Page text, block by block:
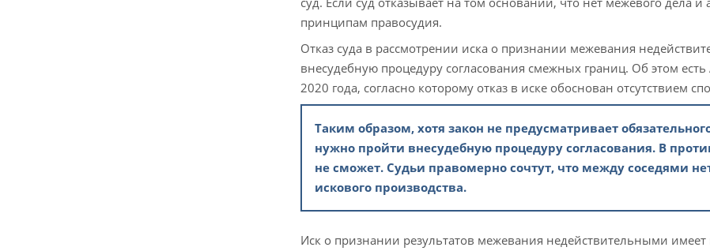
принципам правосудия.
Отказ суда в рассмотрении иска о признании межевания
внесудебную процедуру согласования смежных границ. Об этом
2020 года, согласно которому отказ в иске обоснован отсутствием
Таким образом, хотя закон не предусматривает
нужно пройти внесудебную процедуру согласования. В
не сможет. Судьи правомерно сочтут, что между соседями
искового производства.
Иск о признании результатов межевания недействительными